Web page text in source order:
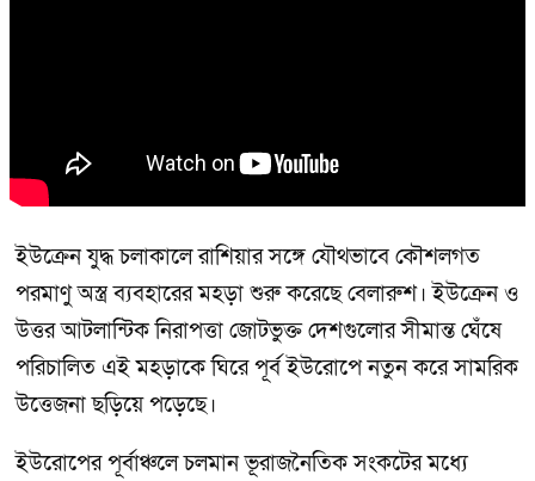
ইউক্রেন যুদ্ধ চলাকালে রাশিয়ার সঙ্গে যৌথভাবে কৌশলগত
পরমাণু অস্ত্র ব্যবহারের মহড়া শুরু করেছে বেলারুশ। ইউক্রেন ও
উত্তর আটলান্টিক নিরাপত্তা জোটভুক্ত দেশগুলোর সীমান্ত ঘেঁষে
পরিচালিত এই মহড়াকে ঘিরে পূর্ব ইউরোপে নতুন করে সামরিক
উত্তেজনা ছড়িয়ে পড়েছে।
ইউরোপের পূর্বাঞ্চলে চলমান ভূরাজনৈতিক সংকটের মধ্যে